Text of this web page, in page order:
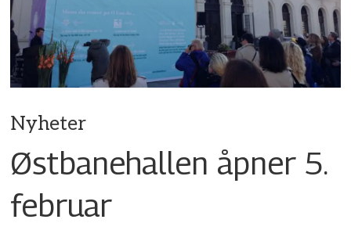
Nyheter
Østbanehallen åpner 5.
februar